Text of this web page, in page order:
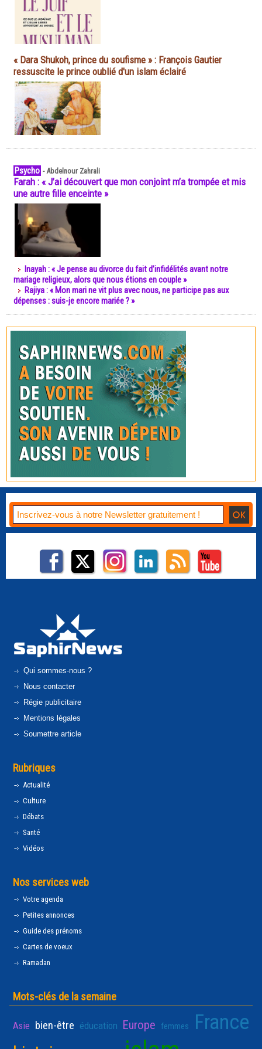
« Dara Shukoh, prince du soufisme » : François Gautier
ressuscite le prince oublié d'un islam éclairé
Psycho -Abdelnour Zahrali
Farah : « J’ai découvert que mon conjoint m’a trompée et mis
une autre fille enceinte »
Inayah : « Je pense au divorce du fait d’infidélités avant notre
mariage religieux, alors que nous étions en couple »
Rajiya : « Mon mari ne vit plus avec nous, ne participe pas aux
dépenses : suis-je encore mariée ? »
Qui sommes-nous ?
Nous contacter
Régie publicitaire
Mentions légales
Soumettre article
Rubriques
Actualité
Culture
Débats
Santé
Vidéos
Nos services web
Votre agenda
Petites annonces
Guide des prénoms
Cartes de voeux
Ramadan
Mots-clés de la semaine
Asie bien-être éducation Europe femmes France